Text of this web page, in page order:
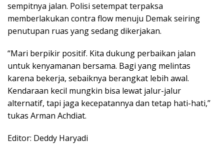
sempitnya jalan. Polisi setempat terpaksa
memberlakukan contra flow menuju Demak seiring
penutupan ruas yang sedang dikerjakan.
“Mari berpikir positif. Kita dukung perbaikan jalan
untuk kenyamanan bersama. Bagi yang melintas
karena bekerja, sebaiknya berangkat lebih awal.
Kendaraan kecil mungkin bisa lewat jalur-jalur
alternatif, tapi jaga kecepatannya dan tetap hati-hati,”
tukas Arman Achdiat.
Editor: Deddy Haryadi